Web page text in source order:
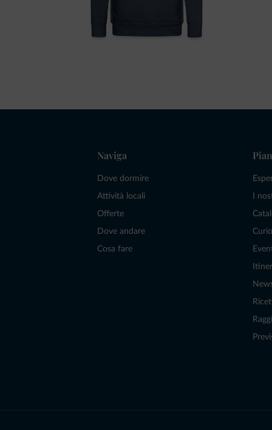
Naviga
Dove dormire
Attività locali
Offerte
Dove andare
Cosa fare
I